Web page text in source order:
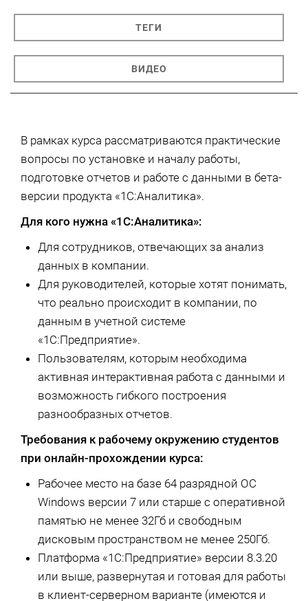
ТЕГИ
ВИДЕО
В рамках курса рассматриваются практические
вопросы по установке и началу работы,
подготовке отчетов и работе с данными в бета-
версии продукта «1С:Аналитика».
Для кого нужна «1С:Аналитика»:
Для сотрудников, отвечающих за анализ
данных в компании.
Для руководителей, которые хотят понимать,
что реально происходит в компании, по
данным в учетной системе
«1С:Предприятие».
Пользователям, которым необходима
активная интерактивная работа с данными и
возможность гибкого построения
разнообразных отчетов.
Требования к рабочему окружению студентов
при онлайн-прохождении курса:
Рабочее место на базе 64 разрядной ОС
Windows версии 7 или старше с оперативной
памятью не менее 32Гб и свободным
дисковым пространством не менее 250Гб.
Платформа «1С:Предприятие» версии 8.3.20
или выше, развернутая и готовая для работы
в клиент-серверном варианте (имеются и